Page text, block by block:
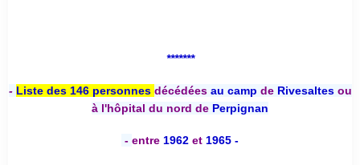
*******
- Liste des 146 personnes décédées au camp deRivesaltesou
à l'hôpital du nord de Perpignan
- entre 1962 et 1965 -